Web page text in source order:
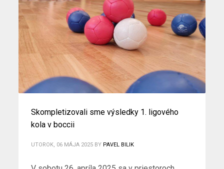
Skompletizovali sme výsledky 1. ligového
kola v boccii
UTOROK, 06 MÁJA 2025 BY PAVEL BILIK